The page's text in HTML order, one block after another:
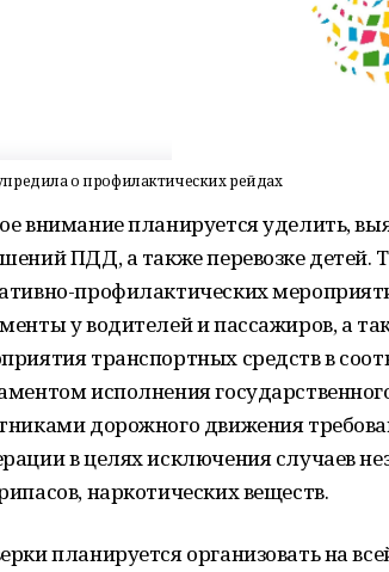
о профилактических рейдах
внимание планируется уделить,
ПДД, а также перевозке детей.
профилактических
у водителей и пассажиров, а
транспортных средств в
исполнения
дорожного движения
в целях исключения случаев
наркотических веществ.
планируется организовать на